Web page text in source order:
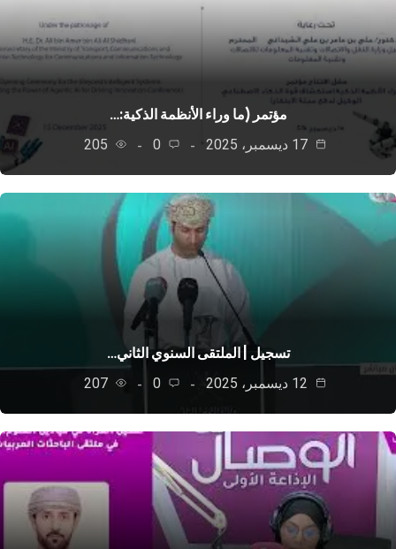
مؤتمر (ما وراء الأنظمة الذكية:…
0
205
تسجيل | الملتقى السنوي الثاني…
0
207